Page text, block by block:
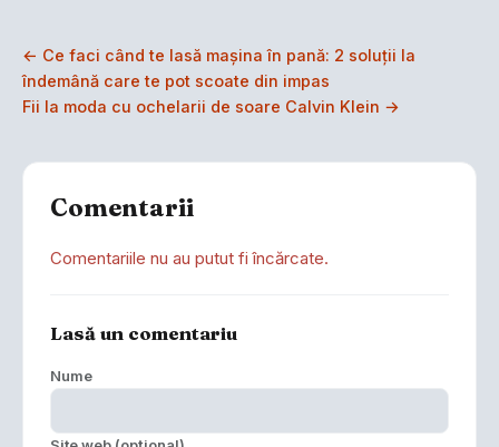
← Ce faci când te lasă mașina în pană: 2 soluții la
îndemână care te pot scoate din impas
Fii la moda cu ochelarii de soare Calvin Klein →
Comentarii
Comentariile nu au putut fi încărcate.
Lasă un comentariu
Nume